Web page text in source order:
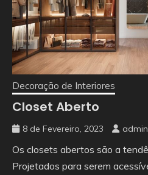
Decoração de Interiores
Closet Aberto
8 de Fevereiro, 2023 admin
Os closets abertos são a
Projetados para serem